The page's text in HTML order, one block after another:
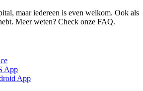
maar iedereen is even welkom. Ook als
Meer weten? Check onze FAQ.
App
App